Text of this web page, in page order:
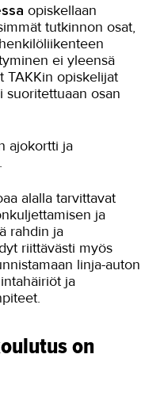
opiskellaan
tutkinnon osat,
ei yleensä
TAKKin opiskelijat
suoritettuaan osan
ajokortti ja
alalla tarvittavat
ja
rahdin ja
riittävästi myös
linja-auton
ja
on